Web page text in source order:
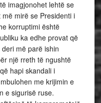
imagjonohet lehtë se
mirë se Presidenti i
korruptimi është
ka edhe provat që
më parë ishin
një rreth të ngushtë
hapi skandali i
me krijimin e
e sigurisë ruse.